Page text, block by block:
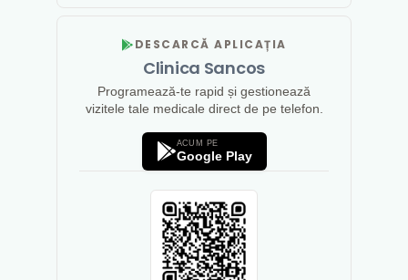
DESCARCĂ APLICAȚIA
Clinica Sancos
Programează-te rapid și gestionează
vizitele tale medicale direct de pe telefon.
ACUM PE
Google Play